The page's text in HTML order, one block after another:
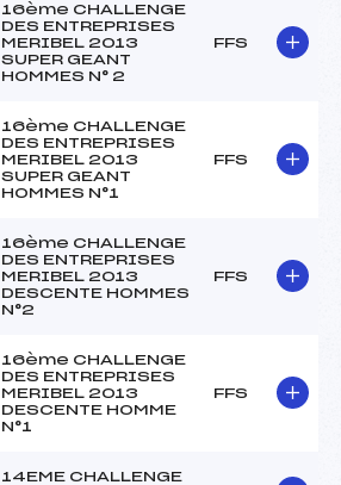
16ème CHALLENGE
DES ENTREPRISES
MERIBEL 2013
SUPER GEANT
HOMMES N° 2
FFS
16ème CHALLENGE
DES ENTREPRISES
MERIBEL 2013
SUPER GEANT
HOMMES N°1
FFS
16ème CHALLENGE
DES ENTREPRISES
MERIBEL 2013
DESCENTE HOMMES
N°2
FFS
16ème CHALLENGE
DES ENTREPRISES
MERIBEL 2013
DESCENTE HOMME
N°1
FFS
14EME CHALLENGE